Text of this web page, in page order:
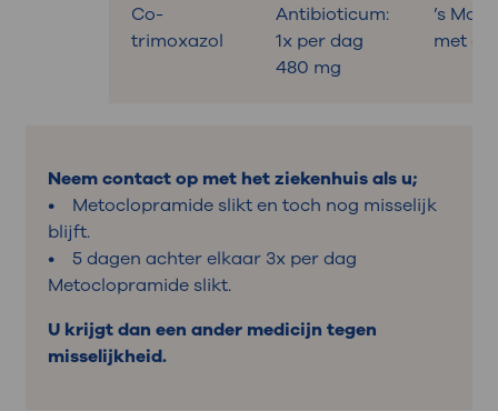
Co-
trimoxazol
Antibioticum:
1x per dag
480 mg
’s
met
Neem contact op met het ziekenhuis als u;
• Metoclopramide slikt en toch nog misselijk
blijft.
• 5 dagen achter elkaar 3x per dag
Metoclopramide slikt.
U krijgt dan een ander medicijn tegen
misselijkheid.